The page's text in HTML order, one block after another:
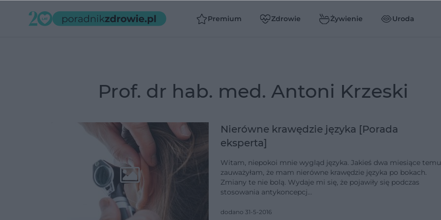
Premium Zdrowie Żywienie Uroda
Prof. dr hab. med. Antoni Krzeski
Nierówne krawędzie języka [Porada
eksperta]
Witam, niepokoi mnie wygląd języka. Jakieś dwa miesiące temu
zauważyłam, że mam nierówne krawędzie języka po bokach.
Zmiany te nie bolą. Wydaje mi się, że pojawiły się podczas
stosowania antykoncepcj…
dodano 31-5-2016